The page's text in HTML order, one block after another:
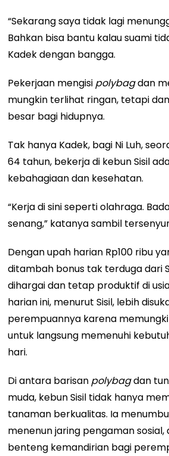
“Sekarang saya tidak lagi
Bahkan bisa bantu kalau suami
Kadek dengan bangga.
Pekerjaan mengisi polybagdan
mungkin terlihat ringan, tetapi
besar bagi hidupnya.
Tak hanya Kadek, bagi Ni Luh,
64 tahun, bekerja di kebun Sisil
kebahagiaan dan kesehatan.
“Kerja di sini seperti olahraga.
senang,” katanya sambil
Dengan upah harian Rp100 ribu
ditambah bonus tak terduga dari
dihargai dan tetap produktif di
harian ini, menurut Sisil, lebih
perempuannya karena
untuk langsung memenuhi
hari.
Di antara barisan polybagdan
muda, kebun Sisil tidak hanya
tanaman berkualitas. Ia
menenun jaring pengaman
benteng kemandirian bagi